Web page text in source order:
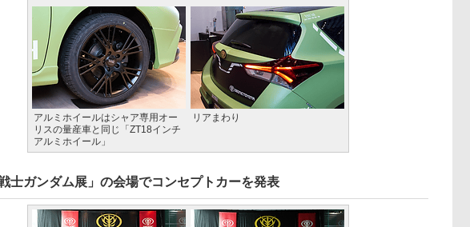
アルミホイールはシャア専用オー
リスの量産車と同じ「ZT18インチ
アルミホイール」
リアまわり
戦士ガンダム展」の会場でコンセプトカーを発表